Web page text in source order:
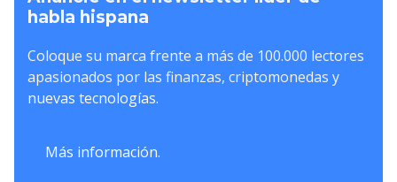
habla hispana
Coloque su marca frente a más de 100.000 lectores
apasionados por las finanzas, criptomonedas y
nuevas tecnologías.
Más información.